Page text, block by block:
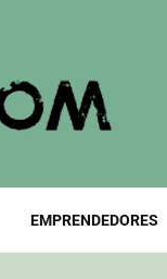
EMPRENDEDORES